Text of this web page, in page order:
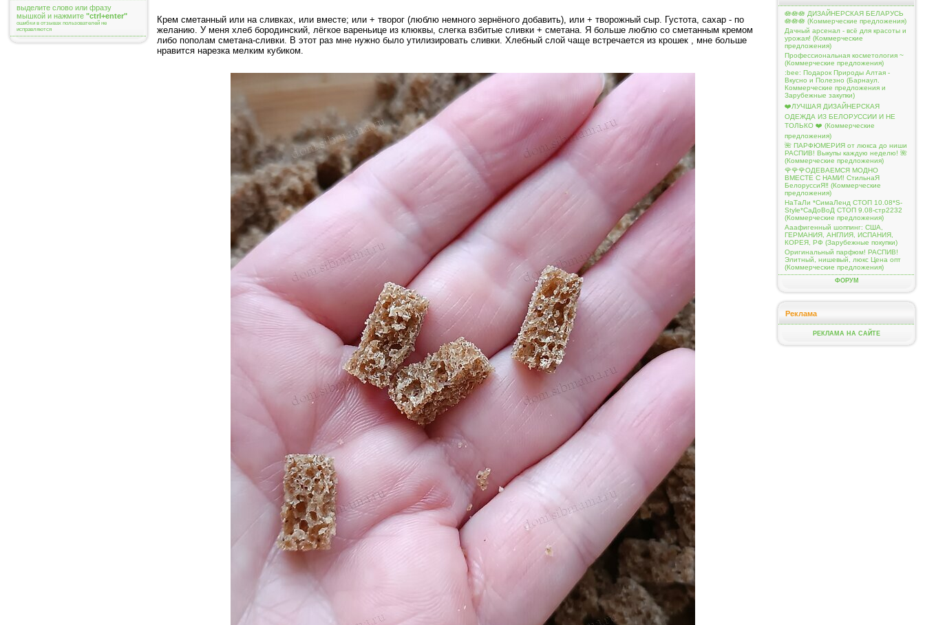
выделите слово или фразу
мышкой и нажмите "ctrl+enter"
ошибки в отзывах пользователей не
исправляются
Крем сметанный или на сливках, или вместе; или + творог (люблю немного зернёного добавить), или + творожный сыр. Густота, сахар - по
желанию. У меня хлеб бородинский, лёгкое вареньице из клюквы, слегка взбитые сливки + сметана. Я больше люблю со сметанным кремом
либо пополам сметана-сливки. В этот раз мне нужно было утилизировать сливки. Хлебный слой чаще встречается из крошек , мне больше
нравится нарезка мелким кубиком.
🪷🪷🪷 ДИЗАЙНЕРСКАЯ БЕЛАРУСЬ
🪷🪷🪷 (Коммерческие предложения)
Дачный арсенал - всё для красоты и
урожая! (Коммерческие
предложения)
Профессиональная косметология ~
(Коммерческие предложения)
:bee: Подарок Природы Алтая -
Вкусно и Полезно (Барнаул.
Коммерческие предложения и
Зарубежные закупки)
❤️ЛУЧШАЯ ДИЗАЙНЕРСКАЯ
ОДЕЖДА ИЗ БЕЛОРУССИИ И НЕ
ТОЛЬКО ❤️ (Коммерческие
предложения)
🌺 ПАРФЮМЕРИЯ от люкса до ниши
РАСПИВ! Выкупы каждую неделю! 🌺
(Коммерческие предложения)
🌹🌹🌹ОДЕВАЕМСЯ МОДНО
ВМЕСТЕ С НАМИ! СтильнаЯ
БелоруссиЯ‼ (Коммерческие
предложения)
НаТаЛи *СимаЛенд СТОП 10.08*S-
Style*СаДоВоД СТОП 9.08-стр2232
(Коммерческие предложения)
Ааафигенный шоппинг: США,
ГЕРМАНИЯ, АНГЛИЯ, ИСПАНИЯ,
КОРЕЯ, РФ (Зарубежные покупки)
Оригинальный парфюм! РАСПИВ!
Элитный, нишевый, люкс Цена опт
(Коммерческие предложения)
ФОРУМ
Реклама
РЕКЛАМА НА САЙТЕ